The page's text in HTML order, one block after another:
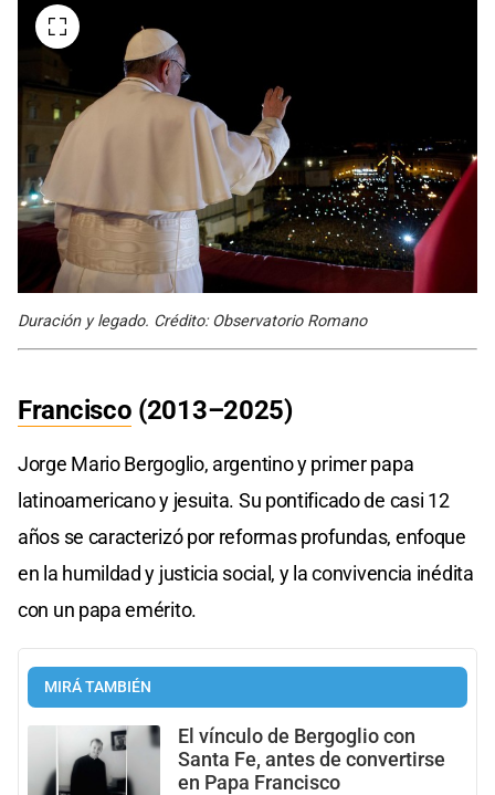
Duración y legado. Crédito: Observatorio Romano
Francisco (2013–2025)
Jorge Mario Bergoglio, argentino y primer papa
latinoamericano y jesuita. Su pontificado de casi 12
años se caracterizó por reformas profundas, enfoque
en la humildad y justicia social, y la convivencia inédita
con un papa emérito.
MIRÁ TAMBIÉN
El vínculo de Bergoglio con
Santa Fe, antes de convertirse
en Papa Francisco